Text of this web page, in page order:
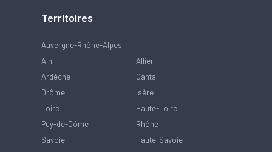
Territoires
Auvergne-Rhône-Alpes
Ain
Allier
Ardèche
Cantal
Drôme
Isère
Loire
Haute-Loire
Puy-de-Dôme
Rhône
Savoie
Haute-Savoie